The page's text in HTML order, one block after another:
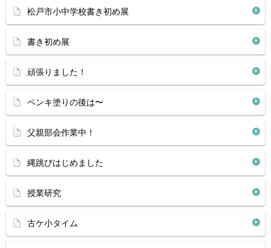
松戸市小中学校書き初め展
書き初め展
頑張りました！
ペンキ塗りの後は〜
父親部会作業中！
縄跳びはじめました
授業研究
古ケ小タイム